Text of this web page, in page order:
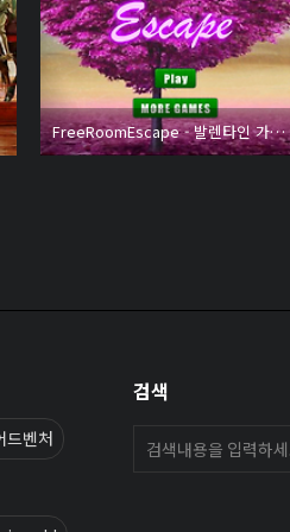
FreeRoomEscape - 발렌타인 가든 이스케이프 (Valentine Gargen Escape)
드벤처
검색